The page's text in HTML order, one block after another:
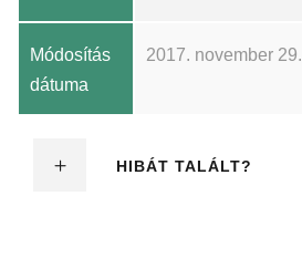
Módosítás
dátuma
2017. november 29.
HIBÁT TALÁLT?